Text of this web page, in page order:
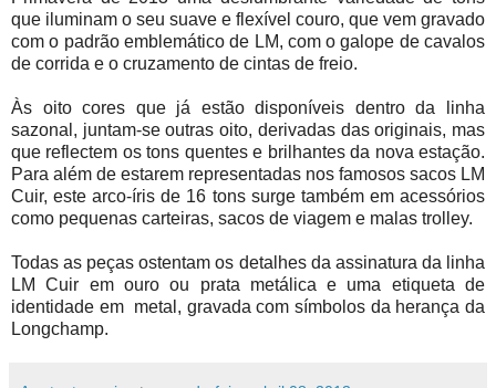
que iluminam o seu suave e flexível couro, que vem gravado
com o padrão emblemático de LM, com o galope de cavalos
de corrida e o cruzamento de cintas de freio.
Às oito cores que já estão disponíveis dentro da linha
sazonal, juntam-se outras oito, derivadas das originais, mas
que reflectem os tons quentes e brilhantes da nova estação.
Para além de estarem representadas nos famosos sacos LM
Cuir, este arco-íris de 16 tons surge também em acessórios
como pequenas carteiras, sacos de viagem e malas trolley.
Todas as peças ostentam os detalhes da assinatura da linha
LM Cuir em ouro ou prata metálica e uma etiqueta de
identidade em metal, gravada com símbolos da herança da
Longchamp.